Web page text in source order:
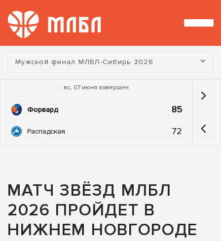
Турнир:
Мужской финал МЛБЛ-Сибирь 2026
вс, 07 июня завершен
Форвард 85
Распадская 72
МАТЧ ЗВЁЗД МЛБЛ
2026 ПРОЙДЕТ В
НИЖНЕМ НОВГОРОДЕ